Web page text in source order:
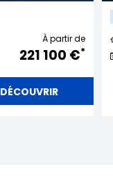
À partir de
221 100 €*
DÉCOUVRIR